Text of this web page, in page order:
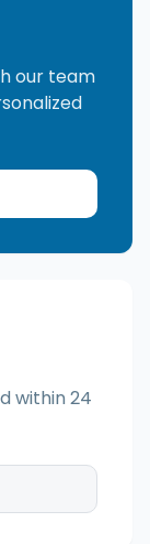
our team
within 24